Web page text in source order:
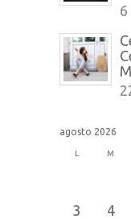
6
agosto 2026
L M
3
4